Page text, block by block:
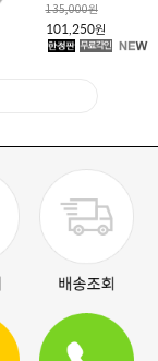
135,000원
101,250원